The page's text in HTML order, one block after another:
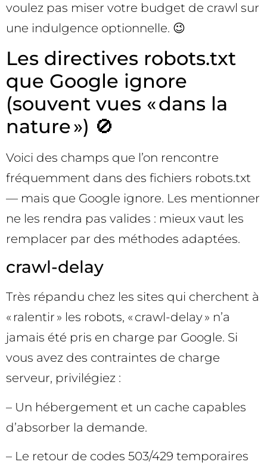
voulez pas miser votre budget de crawl sur
une indulgence optionnelle. 😉
Les directives robots.txt
que Google ignore
(souvent vues « dans la
nature ») 🚫
Voici des champs que l’on rencontre
fréquemment dans des fichiers robots.txt
— mais que Google ignore. Les mentionner
ne les rendra pas valides : mieux vaut les
remplacer par des méthodes adaptées.
crawl-delay
Très répandu chez les sites qui cherchent à
« ralentir » les robots, « crawl-delay » n’a
jamais été pris en charge par Google. Si
vous avez des contraintes de charge
serveur, privilégiez :
– Un hébergement et un cache capables
d’absorber la demande.
– Le retour de codes 503/429 temporaires